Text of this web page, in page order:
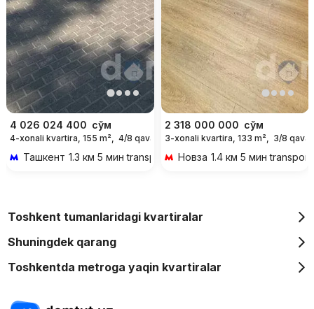
4 026 024 400 сўм
4-xonali kvartira, 155 m², 4/8 qavat
Ташкент 1.3 км 5 мин transportda
2 318 000 000 сўм
3-xonali kvartira, 133 m², 3/8 qavat
Новза 1.4 км 5 мин
Toshkent tumanlaridagi kvartiralar
Shuningdek qarang
Toshkentda metroga yaqin kvartiralar